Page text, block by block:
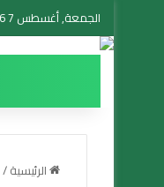
الجمعة, أغسطس 7 2026
الرئيسية/